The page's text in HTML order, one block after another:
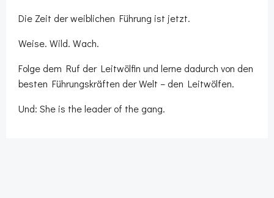
Die Zeit der weiblichen Führung ist jetzt.
Weise. Wild. Wach.
Folge dem Ruf der Leitwölfin und lerne dadurch von den
besten Führungskräften der Welt – den Leitwölfen.
Und: She is the leader of the gang.